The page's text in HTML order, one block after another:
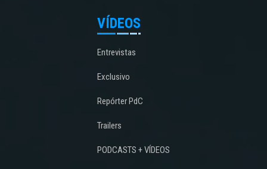
VÍDEOS
Entrevistas
Exclusivo
Repórter PdC
Trailers
PODCASTS + VÍDEOS